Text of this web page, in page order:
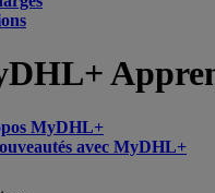
MyDHL+
avec MyDHL+